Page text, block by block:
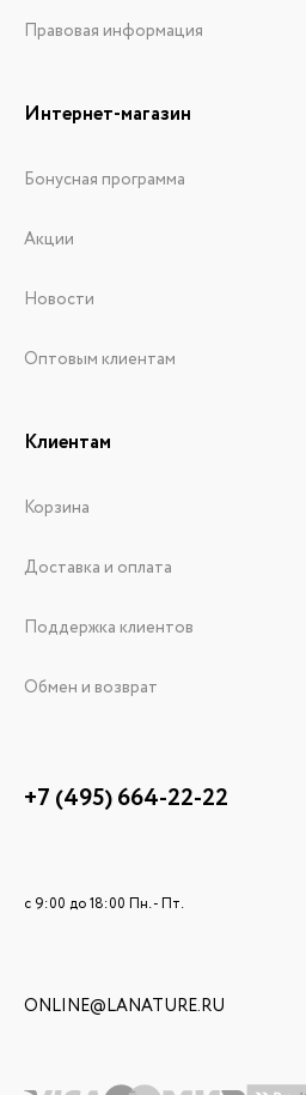
Правовая информация
Интернет-магазин
Бонусная программа
Акции
Новости
Оптовым клиентам
Клиентам
Корзина
Доставка и оплата
Поддержка клиентов
Обмен и возврат
+7 (495) 664-22-22
c 9:00 до 18:00 Пн. - Пт.
ONLINE@LANATURE.RU